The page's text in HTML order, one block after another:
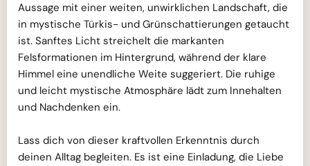
Aussage mit einer weiten, unwirklichen Landschaft, die
in mystische Türkis- und Grünschattierungen getaucht
ist. Sanftes Licht streichelt die markanten
Felsformationen im Hintergrund, während der klare
Himmel eine unendliche Weite suggeriert. Die ruhige
und leicht mystische Atmosphäre lädt zum Innehalten
und Nachdenken ein.
Lass dich von dieser kraftvollen Erkenntnis durch
deinen Alltag begleiten. Es ist eine Einladung, die Liebe